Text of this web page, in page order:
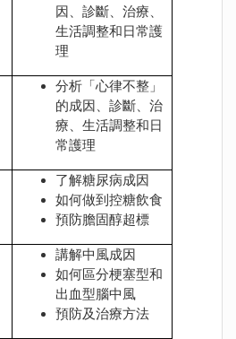
因、診斷、治療、
生活調整和日常護
理
分析「心律不整」
的成因、診斷、治
療、生活調整和日
常護理
了解糖尿病成因
如何做到控糖飲食
預防膽固醇超標
講解中風成因
如何區分梗塞型和
出血型腦中風
預防及治療方法